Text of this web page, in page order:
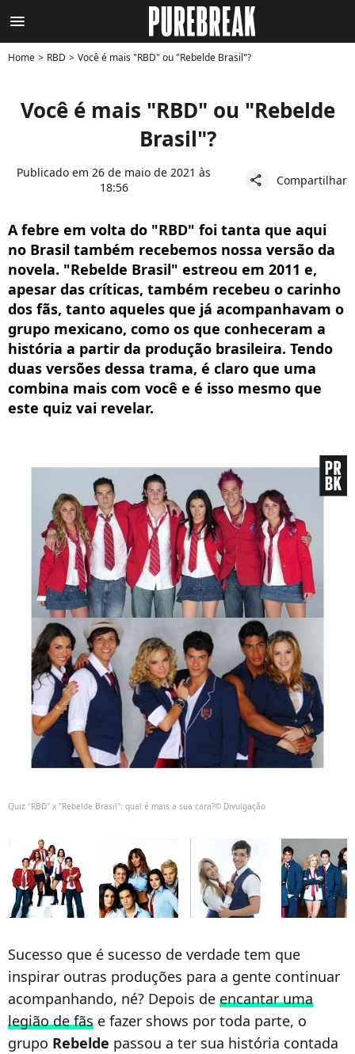
menu
Home RBD Você é mais "RBD" ou "Rebelde Brasil"?
Você é mais "RBD" ou "Rebelde
Brasil"?
Publicado em 26 de maio de 2021 às
18:56
share Compartilhar
A febre em volta do "RBD" foi tanta que aqui
no Brasil também recebemos nossa versão da
novela. "Rebelde Brasil" estreou em 2011 e,
apesar das críticas, também recebeu o carinho
dos fãs, tanto aqueles que já acompanhavam o
grupo mexicano, como os que conheceram a
história a partir da produção brasileira. Tendo
duas versões dessa trama, é claro que uma
combina mais com você e é isso mesmo que
este quiz vai revelar.
Quiz "RBD" x "Rebelde Brasil": qual é mais a sua cara?© Divulgação
Sucesso que é sucesso de verdade tem que
inspirar outras produções para a gente continuar
acompanhando, né? Depois de encantar uma
legião de fãs e fazer shows por toda parte, o
grupo Rebelde passou a ter sua história contada